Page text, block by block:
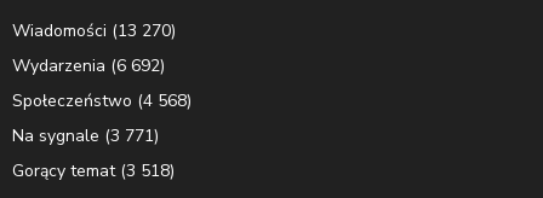
Wiadomości (13 270)
Wydarzenia (6 692)
Społeczeństwo (4 568)
Na sygnale (3 771)
Gorący temat(3 518)